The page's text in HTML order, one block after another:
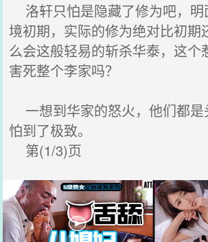
洛轩只怕是隐藏了修为吧，明
境初期，实际的修为绝对比初期
么会这般轻易的斩杀华泰，这个
害死整个李家吗？
一想到华家的怒火，他们都是
怕到了极致。
第(1/3)页